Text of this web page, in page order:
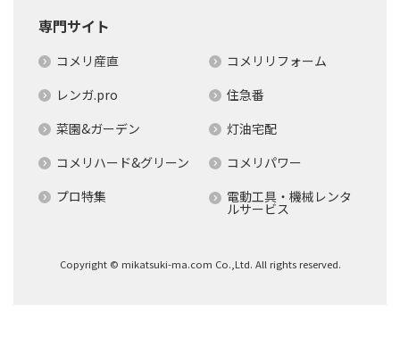
専門サイト
コメリ産直
コメリリフォーム
レンガ.pro
住急番
菜園&ガーデン
灯油宅配
コメリハード&グリーン
コメリパワー
プロ特集
電動工具・機械レンタ
ルサービス
Copyright © mikatsuki-ma.com Co.,Ltd. All rights reserved.